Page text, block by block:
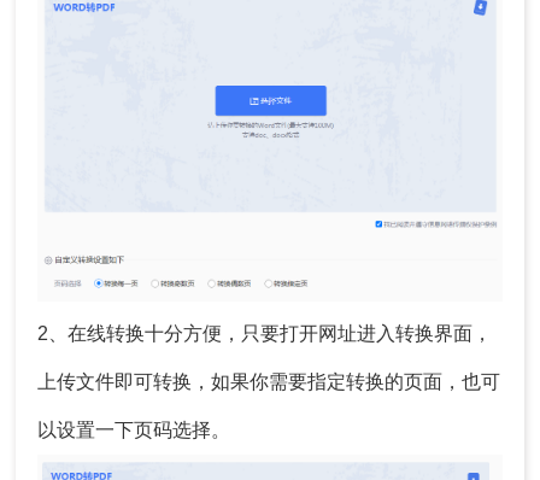
2、在线转换十分方便，只要打开网址进入转换界面，
上传文件即可转换，如果你需要指定转换的页面，也可
以设置一下页码选择。